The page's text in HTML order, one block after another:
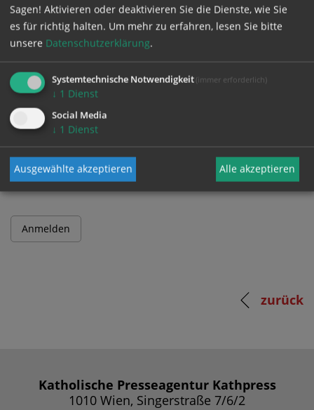
Bitte melden Sie sich mit Ihrem Benutzernamen
und Passwort an.
Benutzername
Passwort
zurück
Katholische Presseagentur Kathpress
1010 Wien, Singerstraße 7/6/2
Sagen! Aktivieren oder deaktivieren Sie die Dienste, wie Sie
es für richtig halten. Um mehr zu erfahren, lesen Sie bitte
unsere Datenschutzerklärung.
Systemtechnische Notwendigkeit (immer erforderlich)
↓ 1 Dienst
Social Media
↓ 1 Dienst
Ausgewählte akzeptieren Alle akzeptieren